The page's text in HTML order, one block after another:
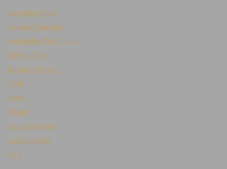
Shopping/Mode
Voyage/Tourisme
Immobilier/Patrimoine
Maison/Déco
Business/Emploi
Droit
Food
Beauté
Santé/Bien-être
Loisirs/Sports
Blog